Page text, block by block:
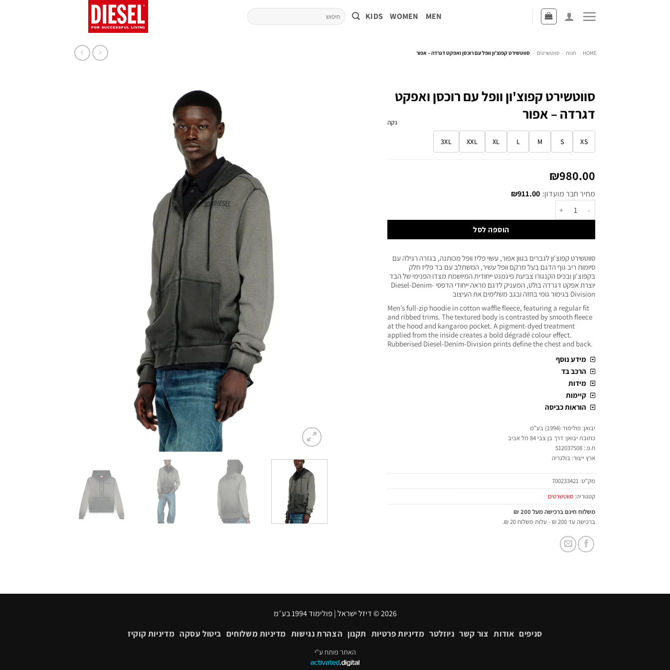
MEN
WOMEN
KIDS
HOME
- חנות - סווטשרטים - סווטשירט קפוצ'ון וופל עם רוכסן ואפקט דגרדה – אפור
סווטשירט קפוצ'ון וופל עם רוכסן ואפקט
דגרדה – אפור
XS
S
M
L
XL
XXL
3XL
נקה
₪980.00
מחיר חבר מועדון: ₪911.00
הוספה לסל
סווטשירט קפוצ'ון לגברים בגוון אפור, עשוי פליז וופל מכותנה, בגזרה רגילה עם
סיומות ריב גוף הדגם בעל מרקם וופל עשיר, המשתלב עם בד פליז חלק
בקפוצ'ון ובכיס הקנגורו צביעת פיגמנט ייחודית המיושמת מצדו הפנימי של הבד
יוצרת אפקט דגרדה בולט, המעניק לדגם מראה ייחודי הדפסי Diesel-Denim-
Division בגימור גומי בחזה ובגב משלימים את העיצוב
Men’s full-zip hoodie in cotton waffle fleece, featuring a regular fit
and ribbed trims. The textured body is contrasted by smooth fleece
at the hood and kangaroo pocket. A pigment-dyed treatment
applied from the inside creates a bold dégradé colour effect.
Rubberised Diesel-Denim-Division prints define the chest and back.
מידע נוסף
הרכב בד
מידות
קיימות
הוראות כביסה
יבואן: פולימוד (1994) בע"מ
כתובת יבואן: דרך בן צבי 84 תל אביב
ח.פ.: 512037508
ארץ ייצור: בולגריה
מק"ט: 700233421
קטגוריה: סווטשרטים
משלוח חינם ברכישה מעל 200 ₪
ברכישה עד 200 ₪ - עלות משלוח 20 ₪.
2026 © דיזל ישראל | פולימוד 1994 בע״מ
סניפים אודות צור קשר ניוזלטר מדיניות פרטיות תקנון הצהרת נגישות מדיניות משלוחים ביטול עסקה מדיניות קוקיז
האתר פותח ע"י